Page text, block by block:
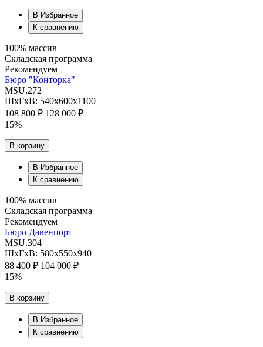
В Избранное
К сравнению
100% массив
Складская программа
Рекомендуем
Бюро "Конторка"
MSU.272
ШхГхВ: 540х600х1100
108 800 ₽ 128 000 ₽
15%
В корзину
В Избранное
К сравнению
100% массив
Складская программа
Рекомендуем
Бюро Давенпорт
MSU.304
ШхГхВ: 580х550х940
88 400 ₽ 104 000 ₽
15%
В корзину
В Избранное
К сравнению